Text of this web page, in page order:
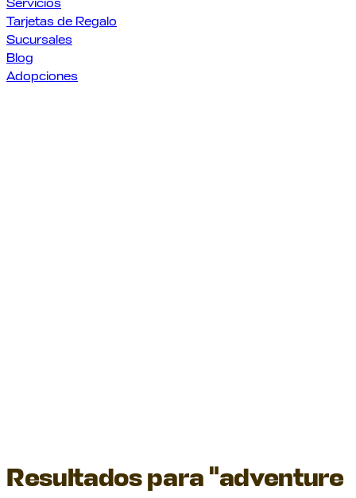
Servicios
Tarjetas de Regalo
Sucursales
Blog
Adopciones
Resultados para "adventure